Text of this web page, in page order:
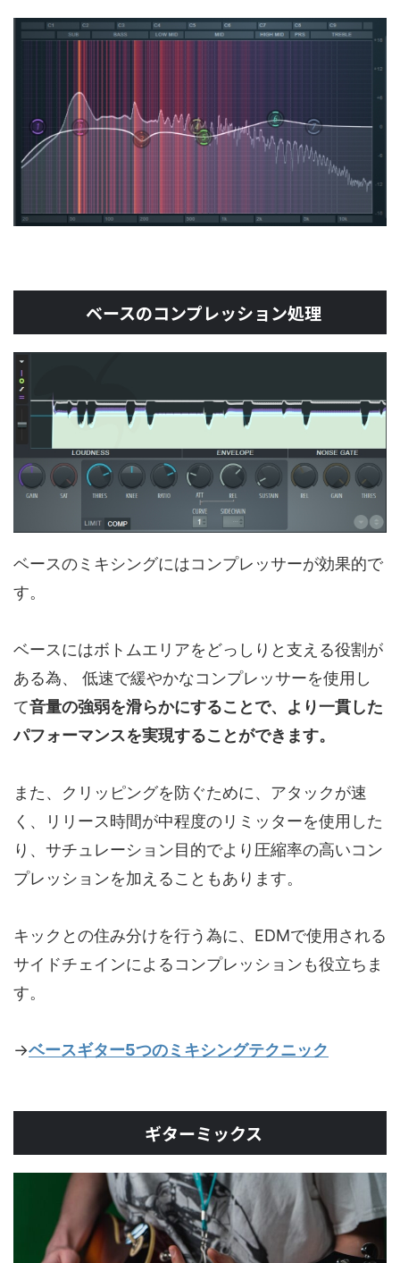
ベースのコンプレッション処理
ベースのミキシングにはコンプレッサーが効果的で
す。
ベースにはボトムエリアをどっしりと支える役割が
ある為、 低速で緩やかなコンプレッサーを使用し
て音量の強弱を滑らかにすることで、より一貫した
パフォーマンスを実現することができます。
また、クリッピングを防ぐために、アタックが速
く、リリース時間が中程度のリミッターを使用した
り、サチュレーション目的でより圧縮率の高いコン
プレッションを加えることもあります。
キックとの住み分けを行う為に、EDMで使用される
サイドチェインによるコンプレッションも役立ちま
す。
→ベースギター5つのミキシングテクニック
ギターミックス